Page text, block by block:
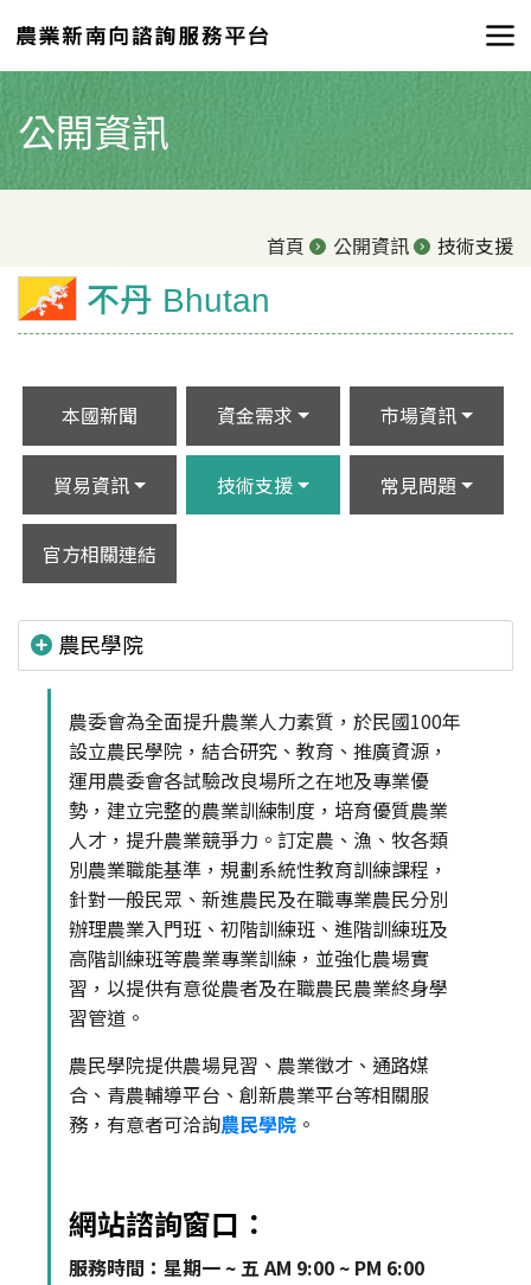
公開資訊
首頁 公開資訊 技術支援
不丹 Bhutan
本國新聞 資金需求 市場資訊
貿易資訊 技術支援 常見問題
官方相關連結
農民學院
農委會為全面提升農業人力素質，於民國100年
設立農民學院，結合研究、教育、推廣資源，
運用農委會各試驗改良場所之在地及專業優
勢，建立完整的農業訓練制度，培育優質農業
人才，提升農業競爭力。訂定農、漁、牧各類
別農業職能基準，規劃系統性教育訓練課程，
針對一般民眾、新進農民及在職專業農民分別
辦理農業入門班、初階訓練班、進階訓練班及
高階訓練班等農業專業訓練，並強化農場實
習，以提供有意從農者及在職農民農業終身學
習管道。
農民學院提供農場見習、農業徵才、通路媒
合、青農輔導平台、創新農業平台等相關服
務，有意者可洽詢農民學院 。
網站諮詢窗口：
服務時間：星期一 ~ 五 AM 9:00 ~ PM 6:00